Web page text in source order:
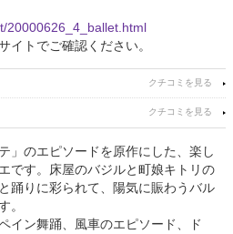
20000626_4_ballet.html
トでご確認ください。
」のエピソードを原作にした、楽し
です。床屋のバジルと町娘キトリの
踊りに彩られて、陽気に賑わうバル
。
イン舞踊、風車のエピソード、ド